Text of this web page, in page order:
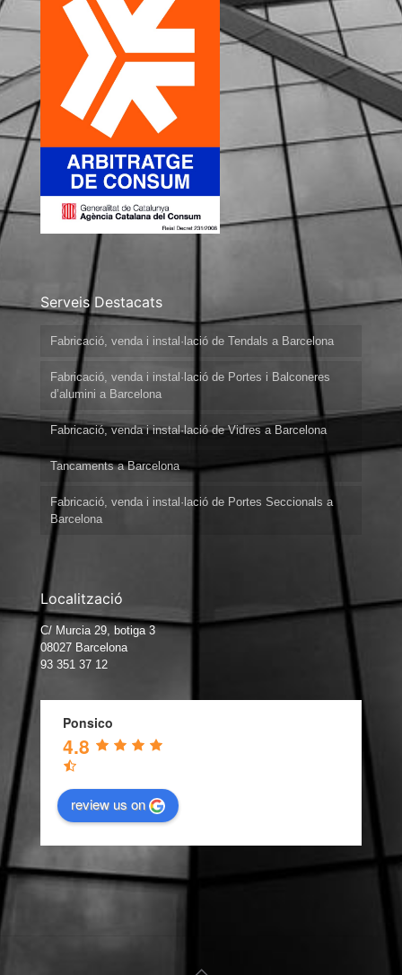
Serveis Destacats
Fabricació, venda i instal·lació de Tendals a Barcelona
Fabricació, venda i instal·lació de Portes i Balconeres
d’alumini a Barcelona
Fabricació, venda i instal·lació de Vidres a Barcelona
Tancaments a Barcelona
Fabricació, venda i instal·lació de Portes Seccionals a
Barcelona
Localització
C/ Murcia 29, botiga 3
08027 Barcelona
93 351 37 12
Ponsico
4.8
review us on